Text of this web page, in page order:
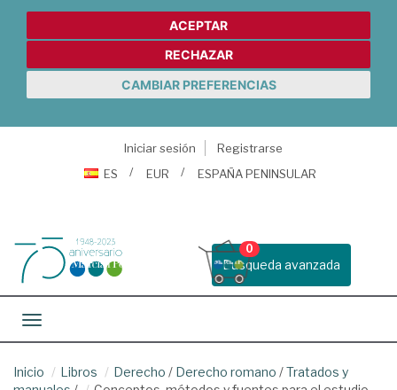
ACEPTAR
RECHAZAR
CAMBIAR PREFERENCIAS
Iniciar sesión
Registrarse
ES
EUR ESPAÑA PENINSULAR
Busqueda avanzada
0
Toggle navigation
Inicio Libros Derecho / Derecho romano /Tratados y